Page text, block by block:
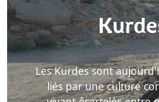
Les Kurdes sont
liés par une culture